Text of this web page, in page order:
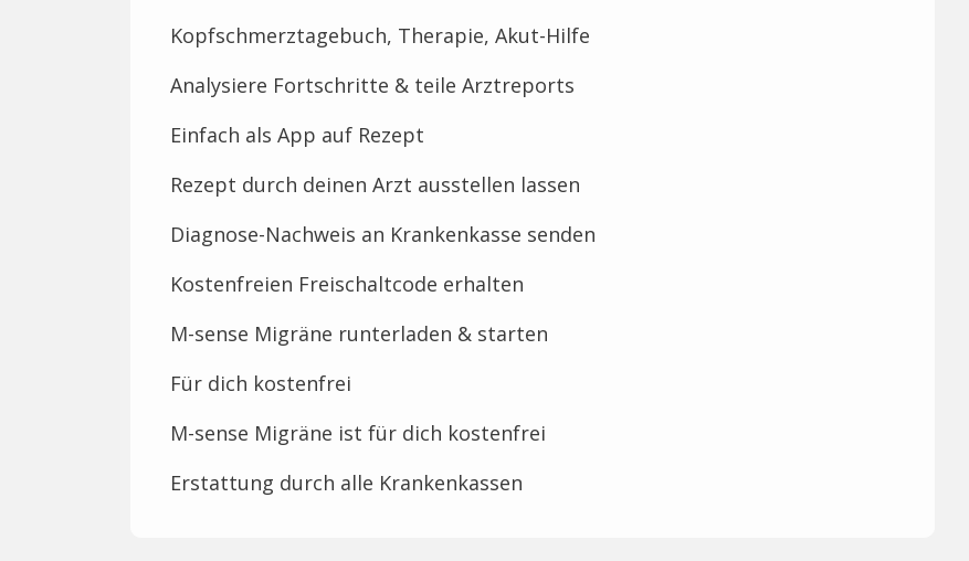
Kopfschmerztagebuch, Therapie, Akut-Hilfe
Analysiere Fortschritte & teile Arztreports
Einfach als App auf Rezept
Rezept durch deinen Arzt ausstellen lassen
Diagnose-Nachweis an Krankenkasse senden
Kostenfreien Freischaltcode erhalten
M-sense Migräne runterladen & starten
Für dich kostenfrei
M-sense Migräne ist für dich kostenfrei
Erstattung durch alle Krankenkassen